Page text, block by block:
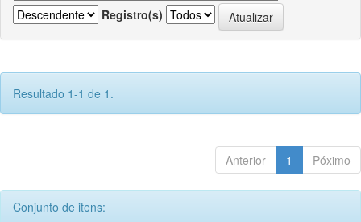
Registro(s)
Resultado 1-1 de 1.
Anterior 1 Póximo
Conjunto de itens: